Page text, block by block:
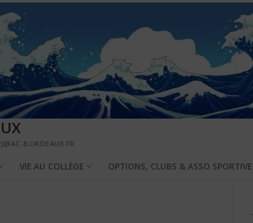
BORDEAUX.FR
VIE AU COLLÈGE OPTIONS, CLUBS & ASSO SPORTIVE